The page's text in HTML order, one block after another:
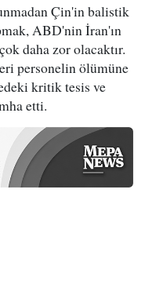
Çin'in balistik
ABD'nin İran'ın
daha zor olacaktır.
personelin ölümüne
kritik tesis ve
etti.